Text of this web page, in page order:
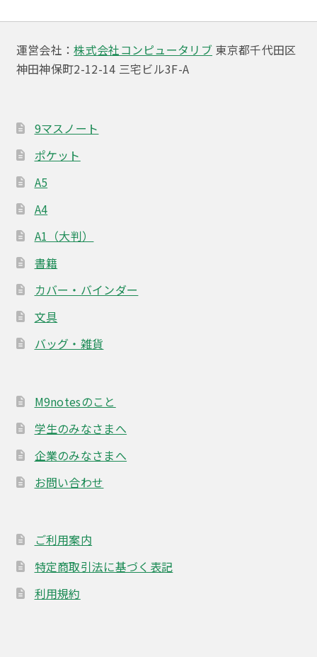
ビ
ゲ
ー
ョ
ン
運営会社：株式会社コンピュータリブ 東京都千代田区
神田神保町2-12-14 三宅ビル3F-A
9マスノート
ポケット
A5
A4
A1（大判）
書籍
カバー・バインダー
文具
バッグ・雑貨
M9notesのこと
学生のみなさまへ
企業のみなさまへ
お問い合わせ
ご利用案内
特定商取引法に基づく表記
利用規約